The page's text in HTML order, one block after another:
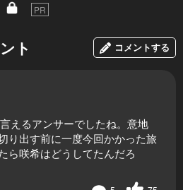
PR
ト コメントする
えるアンサーでしたね。意地
り出す前に一度今回かかった旅
ら咲希はどうしてたんだろ